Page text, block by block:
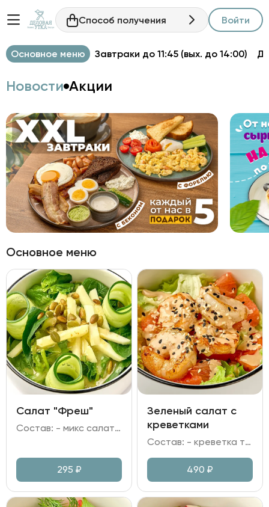
Способ получения Войти
Основное меню Завтраки до 11:45 (вых. до 14:00)
Новости Акции
Основное меню
Салат "Фреш"
Состав: - микс салата; - шпинат; - огурец свежий; - яблоко; - семечки тыквы; - заправка медово-горчичная.
295 ₽
Зеленый салат с
креветками
Состав: - креветка тигровая; - микс зелени; - грейпфрут; - томаты черри; - заправка имбирная, кунжут, масло растительное.
490 ₽